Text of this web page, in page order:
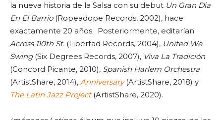
la nueva historia de la Salsa con su debut Un Gran Dia
En El Barrio(Ropeadope Records, 2002), hace
exactamente 20 años. Posteriormente, editarían
Across 110th St. (Libertad Records, 2004), United We
Swing(Six Degrees Records, 2007), Viva La Tradición
(Concord Picante, 2010), Spanish Harlem Orchestra
(ArtistShare, 2014), Anniversary(ArtistShare, 2018) y
The Latin Jazz Project(ArtistShare, 2020).